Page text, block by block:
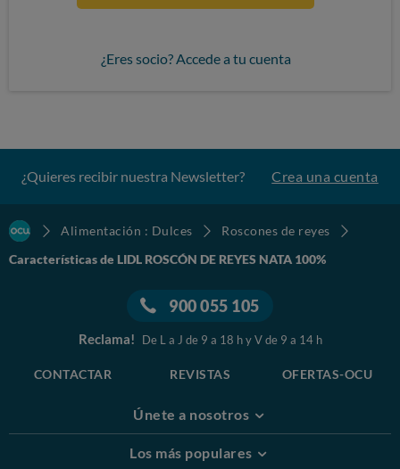
¿Eres socio? Accede a tu cuenta
¿Quieres recibir nuestra Newsletter? Crea una cuenta
Alimentación : Dulces
Roscones de reyes
Características de LIDL ROSCÓN DE REYES NATA 100%
900 055 105
Reclama! De L a J de 9 a 18 h y V de 9 a 14 h
CONTACTAR REVISTAS OFERTAS-OCU
Únete a nosotros
Los más populares